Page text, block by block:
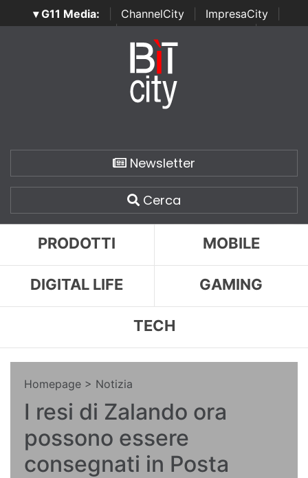
▾ G11 Media: ChannelCity ImpresaCity
SecurityOpenLab | Italian Channel Awards | Italian
Italian Security Awards
Newsletter
Cerca
PRODOTTI MOBILE
DIGITAL LIFE GAMING
TECH
Homepage > Notizia
I resi di Zalando ora
possono essere
consegnati in Posta